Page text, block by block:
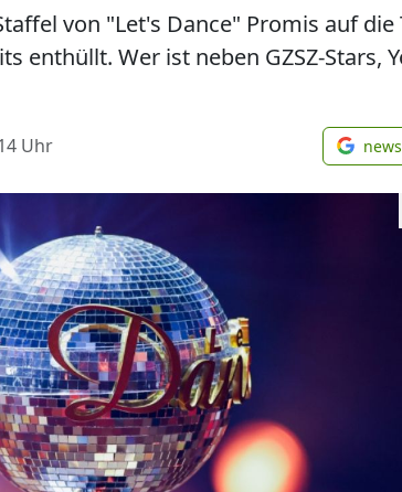
von "Let's Dance" Promis auf
enthüllt. Wer ist neben GZSZ-Stars,
Uhr